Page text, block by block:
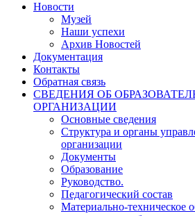
Новости
Музей
Наши успехи
Архив Новостей
Документация
Контакты
Обратная связь
СВЕДЕНИЯ ОБ
ОРГАНИЗАЦИИ
Основные сведения
Структура и органы
организации
Документы
Образование
Руководство.
Педагогический состав
Материально-техническое